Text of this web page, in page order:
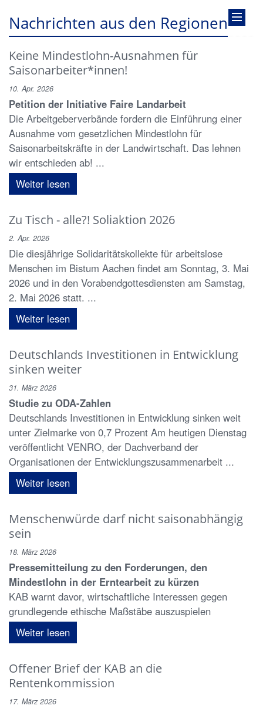
Nachrichten aus den Regionen
Keine Mindestlohn-Ausnahmen für
Saisonarbeiter*innen!
10. Apr. 2026
Petition der Initiative Faire Landarbeit
Die Arbeitgeberverbände fordern die Einführung einer
Ausnahme vom gesetzlichen Mindestlohn für
Saisonarbeitskräfte in der Landwirtschaft. Das lehnen
wir entschieden ab! ...
Weiter lesen
Zu Tisch - alle?! Soliaktion 2026
2. Apr. 2026
Die diesjährige Solidaritätskollekte für arbeitslose
Menschen im Bistum Aachen findet am Sonntag, 3. Mai
2026 und in den Vorabendgottesdiensten am Samstag,
2. Mai 2026 statt. ...
Weiter lesen
Deutschlands Investitionen in Entwicklung
sinken weiter
31. März 2026
Studie zu ODA-Zahlen
Deutschlands Investitionen in Entwicklung sinken weit
unter Zielmarke von 0,7 Prozent Am heutigen Dienstag
veröffentlicht VENRO, der Dachverband der
Organisationen der Entwicklungszusammenarbeit ...
Weiter lesen
Menschenwürde darf nicht saisonabhängig
sein
18. März 2026
Pressemitteilung zu den Forderungen, den
Mindestlohn in der Erntearbeit zu kürzen
KAB warnt davor, wirtschaftliche Interessen gegen
grundlegende ethische Maßstäbe auszuspielen
Weiter lesen
Offener Brief der KAB an die
Rentenkommission
17. März 2026